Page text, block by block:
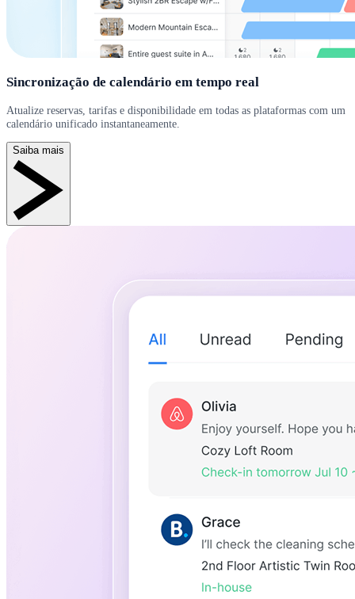
Sincronização de calendário em tempo real
Atualize reservas, tarifas e disponibilidade em todas as plataformas com um
calendário unificado instantaneamente.
Saiba mais